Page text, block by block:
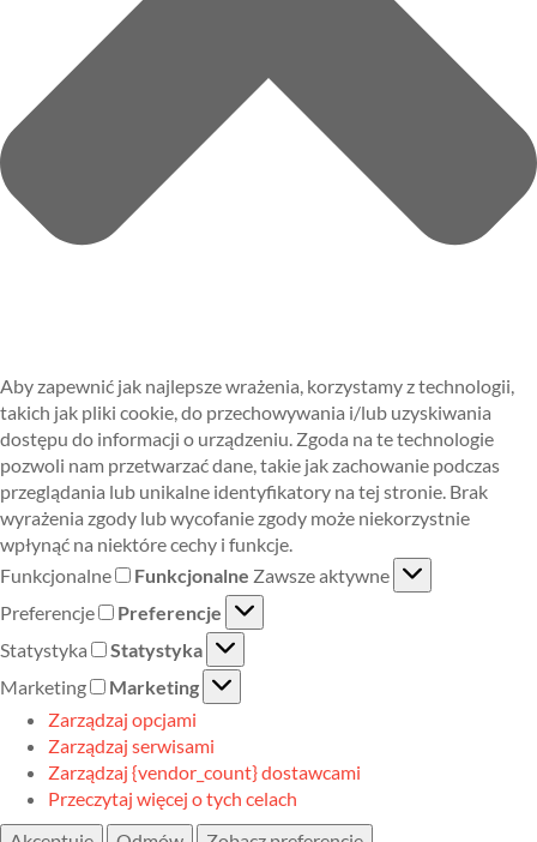
Aby zapewnić jak najlepsze wrażenia, korzystamy z technologii,
takich jak pliki cookie, do przechowywania i/lub uzyskiwania
dostępu do informacji o urządzeniu. Zgoda na te technologie
pozwoli nam przetwarzać dane, takie jak zachowanie podczas
przeglądania lub unikalne identyfikatory na tej stronie. Brak
wyrażenia zgody lub wycofanie zgody może niekorzystnie
wpłynąć na niektóre cechy i funkcje.
Funkcjonalne
Funkcjonalne Zawsze aktywne
Preferencje
Preferencje
Statystyka
Statystyka
Marketing
Marketing
Zarządzaj opcjami
Zarządzaj serwisami
Zarządzaj {vendor_count} dostawcami
Przeczytaj więcej o tych celach